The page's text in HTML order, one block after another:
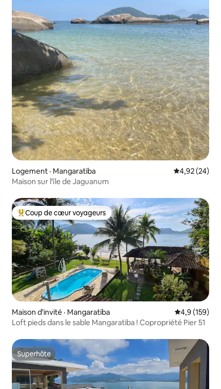
Logement · Mangaratiba Note
4,92 (24)
Maison sur l'île de Jaguanum
Coup de cœur voyageurs parmi les plus aimés
Coup de cœur voyageurs
Maison d'invité · Mangaratiba Note
4,9 (159)
Loft pieds dans le sable Mangaratiba ! Copropriété Pier 51
Superhôte
Superhôte